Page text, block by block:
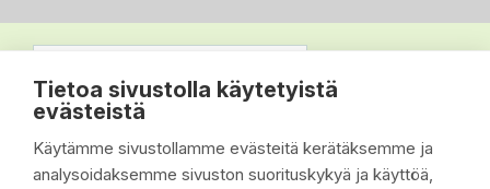
Tietoa sivustolla käytetyistä
evästeistä
Käytämme sivustollamme evästeitä kerätäksemme ja
analysoidaksemme sivuston suorituskykyä ja käyttöä,